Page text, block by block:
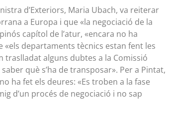
d’Exteriors, Maria Ubach, va reiterar
a Europa i que «la negociació de la
capítol de l’atur, «encara no ha
«els departaments tècnics estan fent les
alguns dubtes a la Comissió
què s’ha de transposar». Per a Pintat,
ha fet els deures: «Es troben a la fase
d’un procés de negociació i no sap